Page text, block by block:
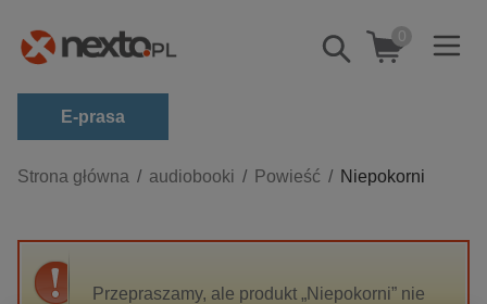
Pokaż/schowaj
wyszukiwarkę
0
E-prasa
Kategorie
biznesowe, branżowe, gospodarka
Strona główna audiobooki Powieść Niepokorni
Przepraszamy, ale produkt „Niepokorni” nie